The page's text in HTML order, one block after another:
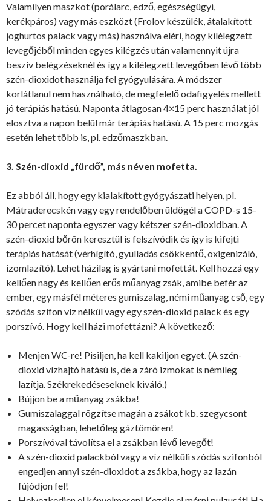
Valamilyen maszkot (porálarc, edző, egészségügyi,
kerékpáros) vagy más eszközt (Frolov készülék, átalakított
joghurtos palack vagy más) használva eléri, hogy kilélegzett
levegőjéből minden egyes kilégzés után valamennyit újra
beszív belégzéseknél és így a kilélegzett levegőben lévő több
szén-dioxidot használja fel gyógyulására. A módszer
korlátlanul nem használható, de megfelelő odafigyelés mellett
jó terápiás hatású. Naponta átlagosan 4×15 perc használat jól
elosztva a napon belül már terápiás hatású. A 15 perc mozgás
esetén lehet több is, pl. edzőmaszkban.
3. Szén-dioxid „fürdő”, más néven mofetta.
Ez abból áll, hogy egy kialakított gyógyászati helyen, pl.
Mátraderecskén vagy egy rendelőben üldögél a COPD-s 15-
30 percet naponta egyszer vagy kétszer szén-dioxidban. A
szén-dioxid bőrön keresztül is felszívódik és így is kifejti
terápiás hatását (vérhígító, gyulladás csökkentő, oxigenizáló,
izomlazító). Lehet házilag is gyártani mofettát. Kell hozzá egy
kellően nagy és kellően erős műanyag zsák, amibe befér az
ember, egy másfél méteres gumiszalag, némi műanyag cső, egy
szódás szifon víz nélkül vagy egy szén-dioxid palack és egy
porszívó. Hogy kell házi mofettázni? A következő:
Menjen WC-re! Pisiljen, ha kell kakiljon egyet. (A szén-
dioxid vízhajtó hatású is, de a záró izmokat is némileg
lazítja. Székrekedéseseknek kiváló.)
Bújjon be a műanyag zsákba!
Gumiszalaggal rögzítse magán a zsákot kb. szegycsont
magasságban, lehetőleg gáztömören!
Porszívóval távolítsa el a zsákban lévő levegőt!
A szén-dioxid palackból vagy a víz nélküli szódás szifonból
engedjen annyi szén-dioxidot a zsákba, hogy az lazán
fújódjon fel!